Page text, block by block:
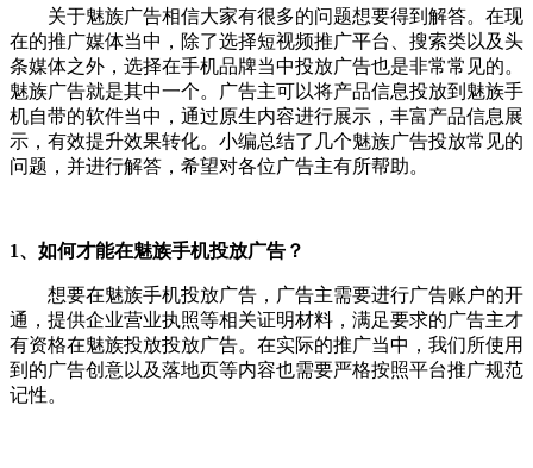
关于魅族广告相信大家有很多的问题想要得到解答。在现
在的推广媒体当中，除了选择短视频推广平台、搜索类以及头
条媒体之外，选择在手机品牌当中投放广告也是非常常见的。
魅族广告就是其中一个。广告主可以将产品信息投放到魅族手
机自带的软件当中，通过原生内容进行展示，丰富产品信息展
示，有效提升效果转化。小编总结了几个魅族广告投放常见的
问题，并进行解答，希望对各位广告主有所帮助。
1、如何才能在魅族手机投放广告？
想要在魅族手机投放广告，广告主需要进行广告账户的开
通，提供企业营业执照等相关证明材料，满足要求的广告主才
有资格在魅族投放投放广告。在实际的推广当中，我们所使用
到的广告创意以及落地页等内容也需要严格按照平台推广规范
记性。